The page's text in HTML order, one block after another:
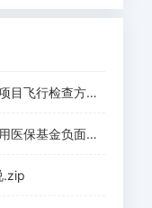
行检查方法.pdf
手术、检验、检查等九类）.pdf
.zip